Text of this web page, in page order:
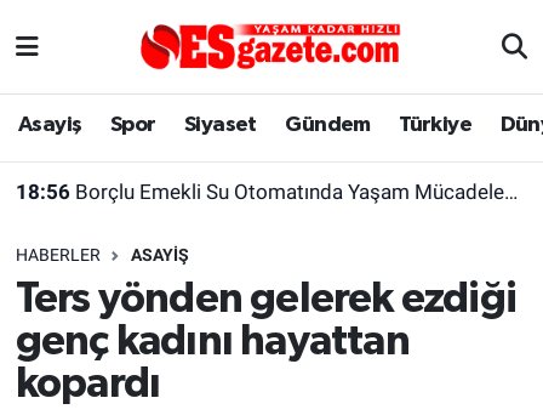
Asayiş Spor Siyaset Gündem Türkiye
18:56 Borçlu Emekli Su Otomatında Yaşam Mücadelesi Veriyor
HABERLER ASAYIŞ
Ters yönden gelerek ezdiği
genç kadını hayattan
kopardı
Asayiş
Gündem
Türkiye
Dünya
Yaşam
Eskişehirspor Arşivi
Eskişehir Arşivi
Röportaj
Eskişehir Nöbetçi Eczaneler
Süper Lig Puan Durumu ve Fikstür
Tüm Manşetler
Son Dakika Haberleri